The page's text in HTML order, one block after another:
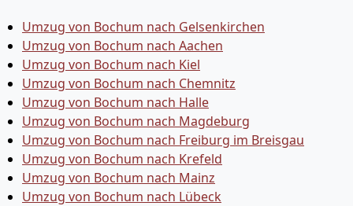
Umzug von Bochum nach Gelsenkirchen
Umzug von Bochum nach Aachen
Umzug von Bochum nach Kiel
Umzug von Bochum nach Chemnitz
Umzug von Bochum nach Halle
Umzug von Bochum nach Magdeburg
Umzug von Bochum nach Freiburg im Breisgau
Umzug von Bochum nach Krefeld
Umzug von Bochum nach Mainz
Umzug von Bochum nach Lübeck